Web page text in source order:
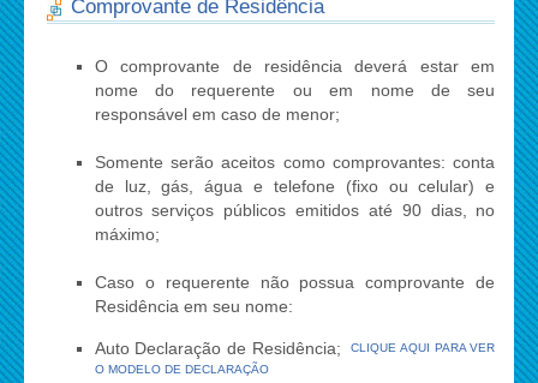
Comprovante de Residência
O comprovante de residência deverá estar em
nome do requerente ou em nome de seu
responsável em caso de menor;
Somente serão aceitos como comprovantes: conta
de luz, gás, água e telefone (fixo ou celular) e
outros serviços públicos emitidos até 90 dias, no
máximo;
Caso o requerente não possua comprovante de
Residência em seu nome:
Auto Declaração de Residência; CLIQUE AQUI PARA VER
O MODELO DE DECLARAÇÃO